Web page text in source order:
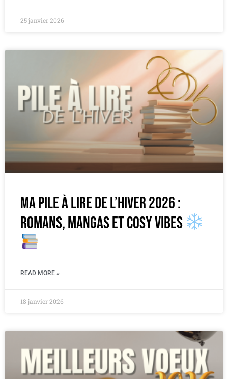
25 janvier 2026
Ma pile à lire de l’hiver 2026 :
romans, mangas et cosy vibes
READ MORE »
18 janvier 2026